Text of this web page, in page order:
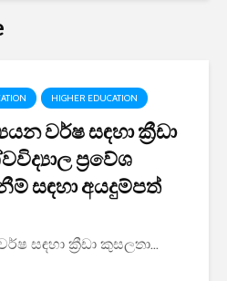
HIGHER EDUCATION
වර්ෂ සඳහා ක්‍රීඩා
ප්‍රවේශ
සඳහා අයදුම්පත්
සඳහා ක්‍රීඩා කුසලතා...